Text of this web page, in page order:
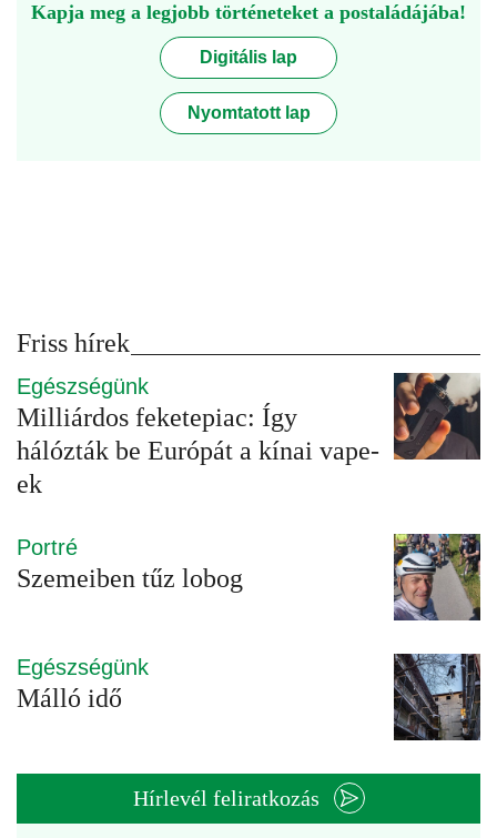
Kapja meg a legjobb történeteket a postaládájába!
Digitális lap
Nyomtatott lap
Friss hírek
Egészségünk
Milliárdos feketepiac: Így
hálózták be Európát a kínai vape-
ek
Portré
Szemeiben tűz lobog
Egészségünk
Málló idő
Hírlevél feliratkozás